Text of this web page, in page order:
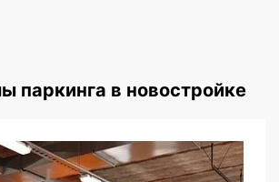
паркинга в новостройке